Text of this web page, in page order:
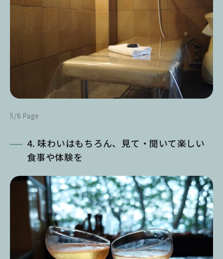
5/6 Page
4. 味わいはもちろん、見て・聞いて楽しい
食事や体験を